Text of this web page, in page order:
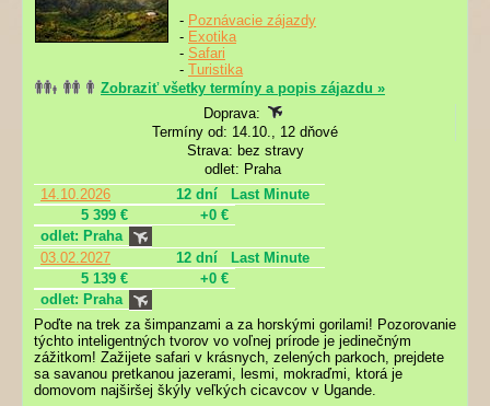
- Poznávacie zájazdy
- Exotika
- Safari
- Turistika
Zobraziť všetky termíny a popis zájazdu »
Doprava:
Termíny od: 14.10., 12 dňové
Strava: bez stravy
odlet: Praha
14.10.2026
12 dní
Last Minute
5 399 €
+0 €
odlet: Praha
03.02.2027
12 dní
Last Minute
5 139 €
+0 €
odlet: Praha
Poďte na trek za šimpanzami a za horskými gorilami! Pozorovanie
týchto inteligentných tvorov vo voľnej prírode je jedinečným
zážitkom! Zažijete safari v krásnych, zelených parkoch, prejdete
sa savanou pretkanou jazerami, lesmi, mokraďmi, ktorá je
domovom najširšej škýly veľkých cicavcov v Ugande.